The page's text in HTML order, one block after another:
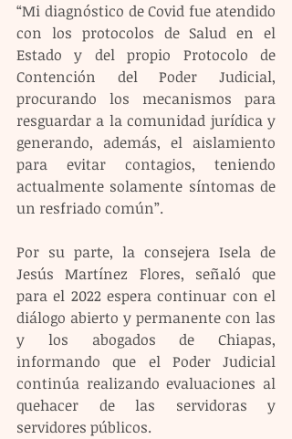
“Mi diagnóstico de Covid fue atendido
con los protocolos de Salud en el
Estado y del propio Protocolo de
Contención del Poder Judicial,
procurando los mecanismos para
resguardar a la comunidad jurídica y
generando, además, el aislamiento
para evitar contagios, teniendo
actualmente solamente síntomas de
un resfriado común”.
Por su parte, la consejera Isela de
Jesús Martínez Flores, señaló que
para el 2022 espera continuar con el
diálogo abierto y permanente con las
y los abogados de Chiapas,
informando que el Poder Judicial
continúa realizando evaluaciones al
quehacer de las servidoras y
servidores públicos.